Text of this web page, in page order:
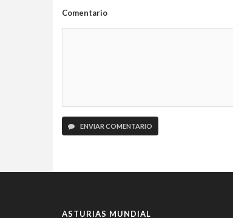
Comentario
ENVIAR COMENTARIO
ASTURIAS MUNDIAL